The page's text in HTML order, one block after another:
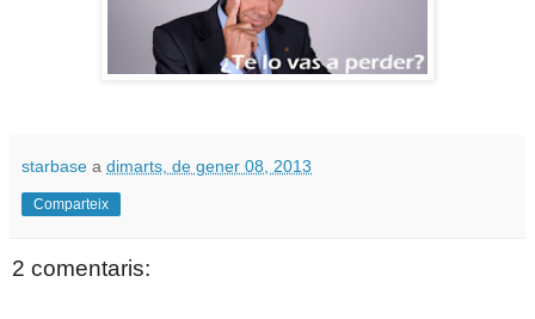
starbase a dimarts, de gener 08, 2013
Comparteix
2 comentaris: